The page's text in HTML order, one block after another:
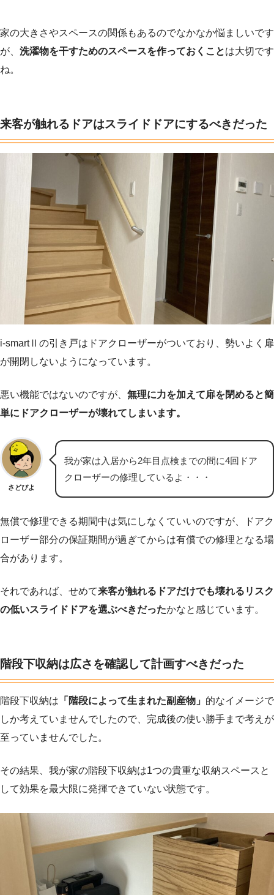
家の大きさやスペースの関係もあるのでなかなか悩ましいです
が、 洗濯物を干すためのスペースを作っておくことは大切です
ね。
来客が触れるドアはスライドドアにするべきだった
i-smartⅡの引き戸はドアクローザーがついており、勢いよく扉
が開閉しないようになっています。
悪い機能ではないのですが、 無理に力を加えて扉を閉めると簡
単にドアクローザーが壊れてしまいます。
さどぴよ
我が家は入居から2年目点検までの間に4回ドア
クローザーの修理しているよ・・・
無償で修理できる期間中は気にしなくていいのですが、ドアク
ローザー部分の保証期間が過ぎてからは有償での修理となる場
合があります。
それであれば、せめて来客が触れるドアだけでも壊れるリスク
の低いスライドドアを選ぶべきだったかなと感じています。
階段下収納は広さを確認して計画すべきだった
階段下収納は 「階段によって生まれた副産物」 的なイメージで
しか考えていませんでしたので、完成後の使い勝手まで考えが
至っていませんでした。
その結果、我が家の階段下収納は1つの貴重な収納スペースと
して効果を最大限に発揮できていない状態です。